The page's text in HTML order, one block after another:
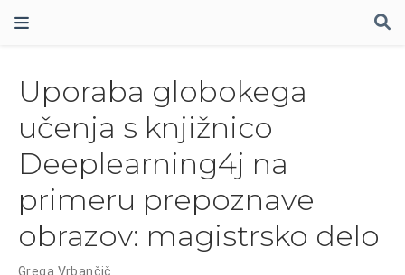
Uporaba globokega
učenja s knjižnico
Deeplearning4j na
primeru prepoznave
obrazov: magistrsko delo
Grega Vrbančič